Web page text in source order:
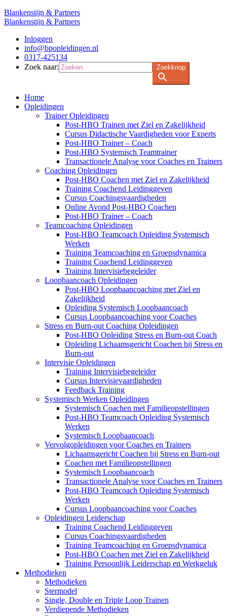
Blankenstijn & Partners
Blankenstijn & Partners
Inloggen
info@bpopleidingen.nl
0317-425134
Zoek naar:
Zoekknop
Home
Opleidingen
Trainer Opleidingen
Post-HBO Trainen met Ziel en Zakelijkheid
Cursus Didactische Vaardigheden voor Experts
Post-HBO Trainer – Coach
Post-HBO Systemisch Teamtrainer
Transactionele Analyse voor Coaches en Trainers
Coaching Opleidingen
Post-HBO Coachen met Ziel en Zakelijkheid
Training Coachend Leidinggeven
Cursus Coachingsvaardigheden
Online Avond Post-HBO Coachen
Post-HBO Trainer – Coach
Teamcoaching Opleidingen
Post-HBO Teamcoach Opleiding Systemisch
Werken
Training Teamcoaching en Groepsdynamica
Training Coachend Leidinggeven
Training Intervisiebegeleider
Loopbaancoach Opleidingen
Post-HBO Loopbaancoaching met Ziel en
Zakelijkheid
Opleiding Systemisch Loopbaancoach
Cursus Loopbaancoaching voor Coaches
Stress en Burn-out Coaching Opleidingen
Post-HBO Opleiding Stress en Burn-out Coach
Opleiding Lichaamsgericht Coachen bij Stress en
Burn-out
Intervisie Opleidingen
Training Intervisiebegeleider
Cursus Intervisievaardigheden
Feedback Training
Systemisch Werken Opleidingen
Systemisch Coachen met Familieopstellingen
Post-HBO Teamcoach Opleiding Systemisch
Werken
Systemisch Loopbaancoach
Vervolgopleidingen voor Coaches en Trainers
Lichaamsgericht Coachen bij Stress en Burn-out
Coachen met Familieopstellingen
Systemisch Loopbaancoach
Transactionele Analyse voor Coaches en Trainers
Post-HBO Teamcoach Opleiding Systemisch
Werken
Cursus Loopbaancoaching voor Coaches
Opleidingen Leiderschap
Training Coachend Leidinggeven
Cursus Coachingsvaardigheden
Training Teamcoaching en Groepsdynamica
Post-HBO Coachen met Ziel en Zakelijkheid
Training Persoonlijk Leiderschap en Werkgeluk
Methodieken
Methodieken
Stermodel
Single, Double en Triple Loop Trainen
Verdiepende Methodieken